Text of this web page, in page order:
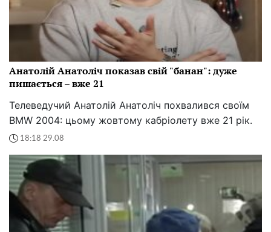
Анатолій Анатоліч показав свій "банан": дуже
пишається – вже 21
Телеведучий Анатолій Анатоліч похвалився своїм
BMW 2004: цьому жовтому кабріолету вже 21 рік.
18:18 29.08